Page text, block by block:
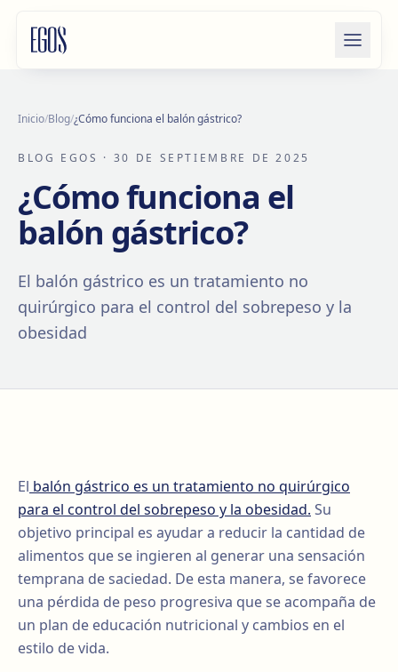
Inicio/Blog/¿Cómo funciona el balón gástrico?
BLOG EGOS · 30 DE SEPTIEMBRE DE 2025
¿Cómo funciona el
balón gástrico?
El balón gástrico es un tratamiento no
quirúrgico para el control del sobrepeso y la
obesidad
El balón gástrico es un tratamiento no quirúrgico
para el control del sobrepeso y la obesidad. Su
objetivo principal es ayudar a reducir la cantidad de
alimentos que se ingieren al generar una sensación
temprana de saciedad. De esta manera, se favorece
una pérdida de peso progresiva que se acompaña de
un plan de educación nutricional y cambios en el
estilo de vida.